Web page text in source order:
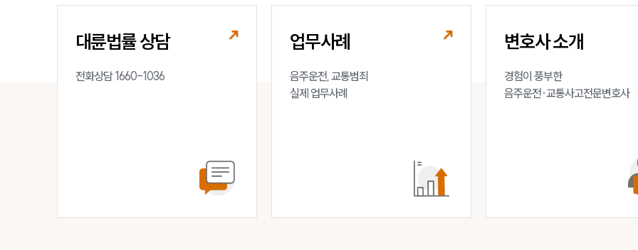
대륜법률 상담
전화상담 1660-1036
업무사례
음주운전, 교통범죄
실제 업무사례
변호사 소개
경험이 풍부한
음주운전·교통사고전문변호사